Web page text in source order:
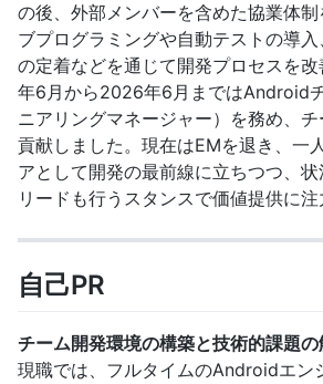
の後、外部メンバーを含めた協業体
ブプログラミングや自動テストの導
の定着などを通じて開発プロセスを
年6月から2026年6月まではAndroid
ニアリングマネージャー）を務め、
貢献しました。現在はEMを退き、一
アとして開発の最前線に立ちつつ、
リードも行うスタンスで価値提供に注
自己PR
チーム開発環境の構築と技術的課題の
現職では、フルタイムのAndroidエン